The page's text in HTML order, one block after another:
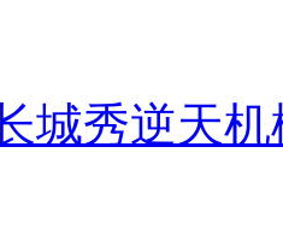
城秀逆天机